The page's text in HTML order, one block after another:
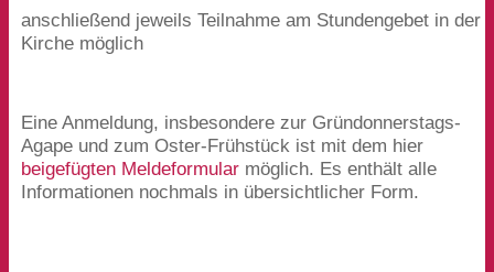
anschließend jeweils Teilnahme am Stundengebet in der
Kirche möglich
Eine Anmeldung, insbesondere zur Gründonnerstags-
Agape und zum Oster-Frühstück ist mit dem hier
beigefügten Meldeformular möglich. Es enthält alle
Informationen nochmals in übersichtlicher Form.